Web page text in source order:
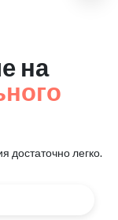
на
достаточно легко.